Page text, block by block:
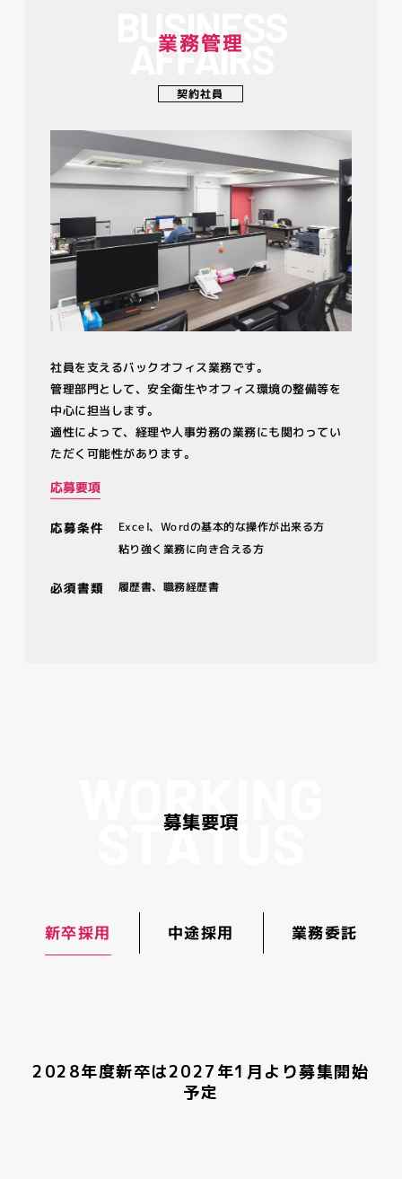
BUSINESS
AFFAIRS
業務管理
契約社員
社員を支えるバックオフィス業務です。
管理部門として、安全衛生やオフィス環境の整備等を
中心に担当します。
適性によって、経理や人事労務の業務にも関わってい
ただく可能性があります。
応募要項
応募条件 Excel、Wordの基本的な操作が出来る方
粘り強く業務に向き合える方
必須書類 履歴書、職務経歴書
RKI
TATU
募集要項
新卒採用 中途採用 業務委託
2028年度新卒は2027年1月より募集開始
予定
募集内容
希望職種の商業経験者は優遇
募集内容